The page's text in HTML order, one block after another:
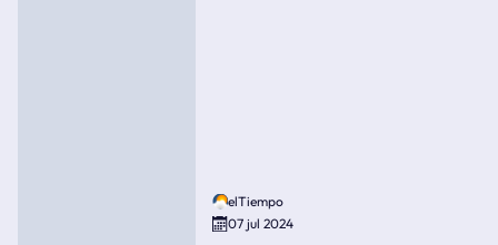
elTiempo
07 jul 2024